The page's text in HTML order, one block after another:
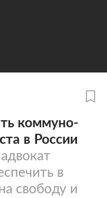
коммуно-
в России
в
свободу и